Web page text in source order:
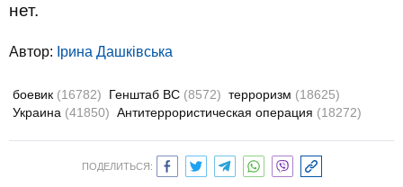
нет.
Автор: Ірина Дашківська
боевик (16782) Генштаб ВС (8572) терроризм (18625)
Украина (41850) Антитеррористическая операция (18272)
ПОДЕЛИТЬСЯ: